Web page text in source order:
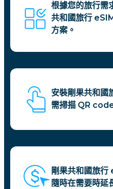
根據您的旅行需
共和國旅行
方案。
安裝剛果共和
需掃描 QR
剛果共和國旅行
隨時在需要時延